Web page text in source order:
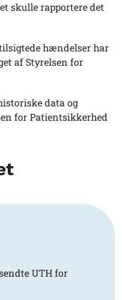
skulle rapportere det
hændelser har
af Styrelsen for
data og
for Patientsikkerhed
UTH for